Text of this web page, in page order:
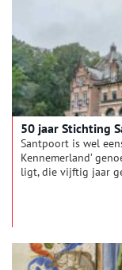
50 jaar Stichting
Santpoort is wel
Kennemerland’
ligt, die vijftig jaar